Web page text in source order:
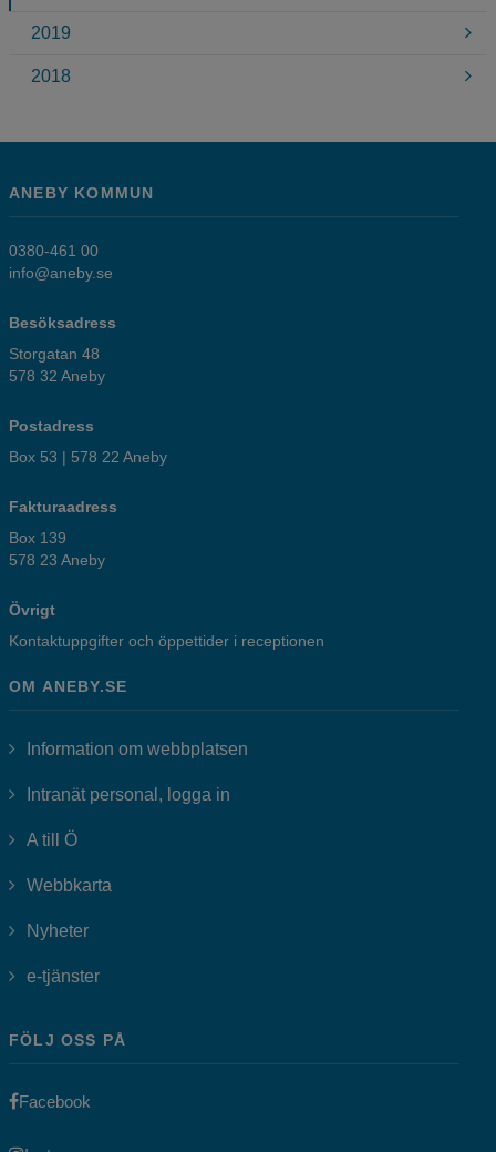
2019
2018
ANEBY KOMMUN
0380-461 00
info@aneby.se
Besöksadress
Storgatan 48
578 32 Aneby
Postadress
Box 53 | 578 22 Aneby
Fakturaadress
Box 139
578 23 Aneby
Övrigt
Kontaktuppgifter och öppettider i receptionen
OM ANEBY.SE
Information om webbplatsen
Intranät personal, logga in
A till Ö
Webbkarta
Nyheter
e-tjänsterLänk till annan webbplats, öppnas i nytt fönster.
FÖLJ OSS PÅ
Facebook